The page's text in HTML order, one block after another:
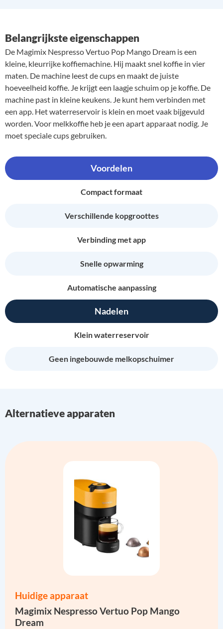
Belangrijkste eigenschappen
De Magimix Nespresso Vertuo Pop Mango Dream is een
kleine, kleurrijke koffiemachine. Hij maakt snel koffie in vier
maten. De machine leest de cups en maakt de juiste
hoeveelheid koffie. Je krijgt een laagje schuim op je koffie. De
machine past in kleine keukens. Je kunt hem verbinden met
een app. Het waterreservoir is klein en moet vaak bijgevuld
worden. Voor melkkoffie heb je een apart apparaat nodig. Je
moet speciale cups gebruiken.
Voordelen
Compact formaat
Verschillende kopgroottes
Verbinding met app
Snelle opwarming
Automatische aanpassing
Nadelen
Klein waterreservoir
Geen ingebouwde melkopschuimer
Alternatieve apparaten
Huidige apparaat
Magimix Nespresso Vertuo Pop Mango
Dream